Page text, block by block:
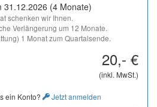
31.12.2026 (4 Monate)
schenken wir Ihnen.
Verlängerung um 12 Monate.
1 Monat zum Quartalsende.
20,- €
(inkl. MwSt.)
ein Konto? Jetzt anmelden